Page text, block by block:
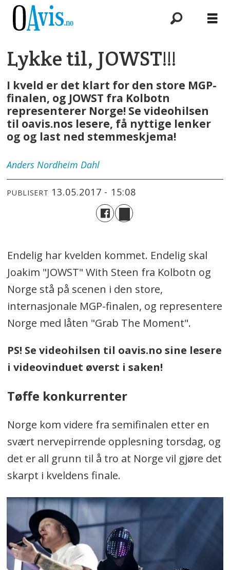
Lykke til, JOWST!!!
I kveld er det klart for den store MGP-
finalen, og JOWST fra Kolbotn
representerer Norge! Se videohilsen
til oavis.nos lesere, få nyttige lenker
og og last ned stemmeskjema!
Anders Nordheim Dahl
PUBLISERT 13.05.2017 - 15:08
Endelig har kvelden kommet. Endelig skal
Joakim "JOWST" With Steen fra Kolbotn og
Norge stå på scenen i den store,
internasjonale MGP-finalen, og representere
Norge med låten "Grab The Moment".
PS! Se videohilsen til oavis.no sine lesere
i videovinduet øverst i saken!
Tøffe konkurrenter
Norge kom videre fra semifinalen etter en
svært nervepirrende opplesning torsdag, og
det er all grunn til å tro at Norge vil gjøre det
skarpt i kveldens finale.